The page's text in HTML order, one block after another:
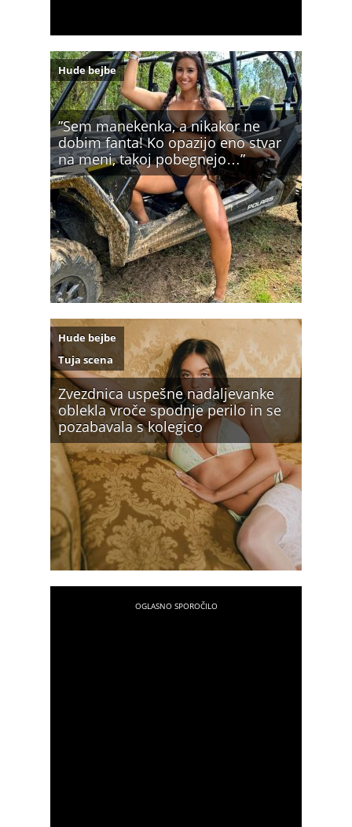
”Sem manekenka, a nikakor ne
dobim fanta! Ko opazijo eno stvar
na meni, takoj pobegnejo…”
Hude bejbe
Zvezdnica uspešne nadaljevanke
oblekla vroče spodnje perilo in se
pozabavala s kolegico
Hude bejbe
Tuja scena